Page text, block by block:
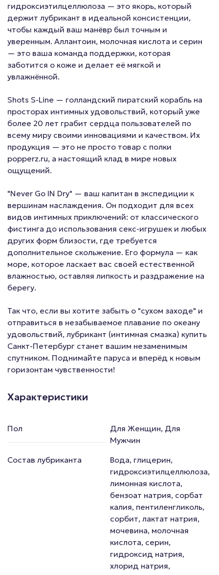
гидроксиэтилцеллюлоза — это якорь, который
держит лубрикант в идеальной консистенции,
чтобы каждый ваш манёвр был точным и
уверенным. Аллантоин, молочная кислота и серин
— это ваша команда поддержки, которая
заботится о коже и делает её мягкой и
увлажнённой.
Shots S-Line — голландский пиратский корабль на
просторах интимных удовольствий, который уже
более 20 лет грабит сердца пользователей по
всему миру своими инновациями и качеством. Их
продукция — это не просто товар с полки
popperz.ru, а настоящий клад в мире новых
ощущений.
"Never Go IN Dry" — ваш капитан в экспедиции к
вершинам наслаждения. Он подходит для всех
видов интимных приключений: от классического
фистинга до использования секс-игрушек и любых
других форм близости, где требуется
дополнительное скольжение. Его формула — как
море, которое ласкает вас своей естественной
влажностью, оставляя липкость и раздражение на
берегу.
Так что, если вы хотите забыть о "сухом заходе" и
отправиться в незабываемое плавание по океану
удовольствий, лубрикант (интимная смазка) купить
Санкт-Петербург станет вашим незаменимым
спутником. Поднимайте паруса и вперёд к новым
горизонтам чувственности!
Характеристики
Пол
Для Женщин, Для
Мужчин
Состав лубриканта
Вода, глицерин,
гидроксиэтилцеллюлоза,
лимонная кислота,
бензоат натрия, сорбат
калия, пентиленгликоль,
сорбит, лактат натрия,
мочевина, молочная
кислота, серин,
гидроксид натрия,
хлорид натрия,